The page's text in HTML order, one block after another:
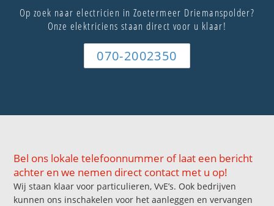
Op zoek naar electricien in Zoetermeer Driemanspolder?
Onze elektriciens staan direct voor u klaar!
070-2002350
Bel ons lokale telefoonnummer of laat een bericht
achter en we nemen direct contact met u op!
Wij staan klaar voor particulieren, VvE’s. Ook bedrijven
kunnen ons inschakelen voor het aanleggen en vervangen